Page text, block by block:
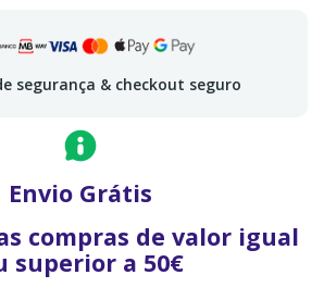
segurança & checkout seguro
Envio Grátis
compras de valor igual
superior a 50€